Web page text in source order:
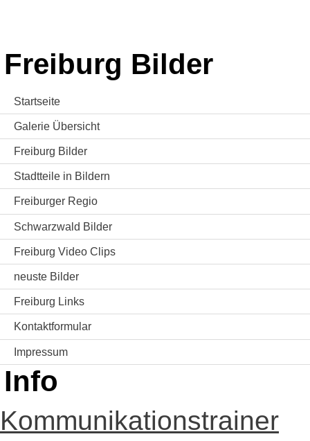
Freiburg Bilder
Startseite
Galerie Übersicht
Freiburg Bilder
Stadtteile in Bildern
Freiburger Regio
Schwarzwald Bilder
Freiburg Video Clips
neuste Bilder
Freiburg Links
Kontaktformular
Impressum
Info
Kommunikationstrainer